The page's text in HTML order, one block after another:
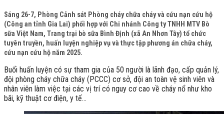
Sáng 26-7, Phòng Cảnh sát Phòng cháy chữa cháy và cứu nạn cứu hộ
(Công an tỉnh Gia Lai) phối hợp với Chi nhánh Công ty TNHH MTV Bò
sữa Việt Nam, Trang trại bò sữa Bình Định (xã An Nhơn Tây) tổ chức
tuyên truyền, huấn luyện nghiệp vụ và thực tập phương án chữa cháy,
cứu nạn cứu hộ năm 2025.
Buổi huấn luyện có sự tham gia của 50 người là lãnh đạo, cấp quản lý,
đội phòng cháy chữa cháy (PCCC) cơ sở, đội an toàn vệ sinh viên và
nhân viên làm việc tại các vị trí có nguy cơ cao về cháy nổ như kho
bãi, kỹ thuật cơ điện, y tế…